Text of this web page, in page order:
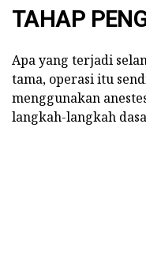
TAHAP
Apa yang terjadi
tama, operasi itu
menggunakan
langkah-langkah